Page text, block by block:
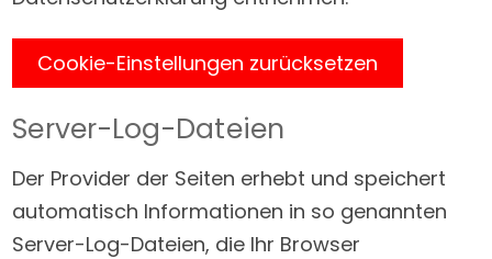
Cookie-Einstellungen zurücksetzen
Server-Log-Dateien
Der Provider der Seiten erhebt und speichert
automatisch Informationen in so genannten
Server-Log-Dateien, die Ihr Browser